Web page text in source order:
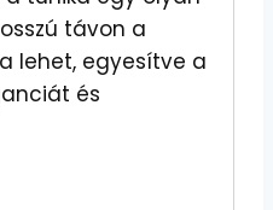
távon a
lehet, egyesítve a
és